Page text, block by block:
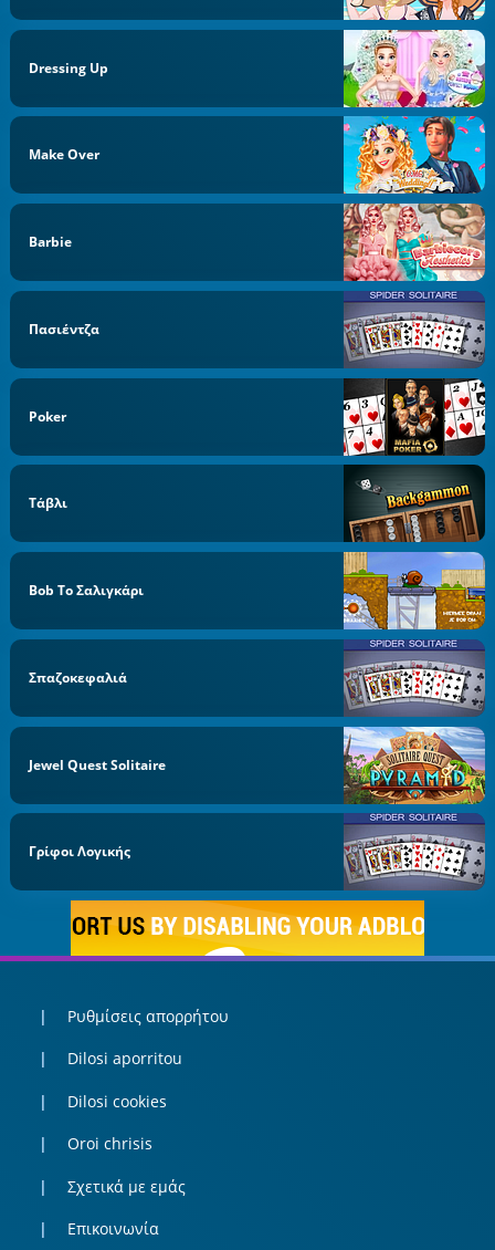
Dressing Up
Make Over
Barbie
Πασιέντζα
Poker
Τάβλι
Bob Το Σαλιγκάρι
Σπαζοκεφαλιά
Jewel Quest Solitaire
Γρίφοι Λογικής
Ρυθμίσεις απορρήτου
Dilosi aporritou
Dilosi cookies
Oroi chrisis
Σχετικά με εμάς
Επικοινωνία